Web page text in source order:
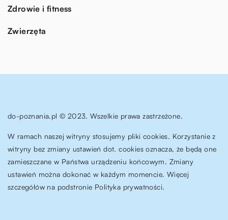
Zdrowie i fitness
Zwierzęta
do-poznania.pl © 2023. Wszelkie prawa zastrzeżone.
W ramach naszej witryny stosujemy pliki cookies. Korzystanie z
witryny bez zmiany ustawień dot. cookies oznacza, że będą one
zamieszczane w Państwa urządzeniu końcowym. Zmiany
ustawień można dokonać w każdym momencie. Więcej
szczegółów na podstronie Polityka prywatności.